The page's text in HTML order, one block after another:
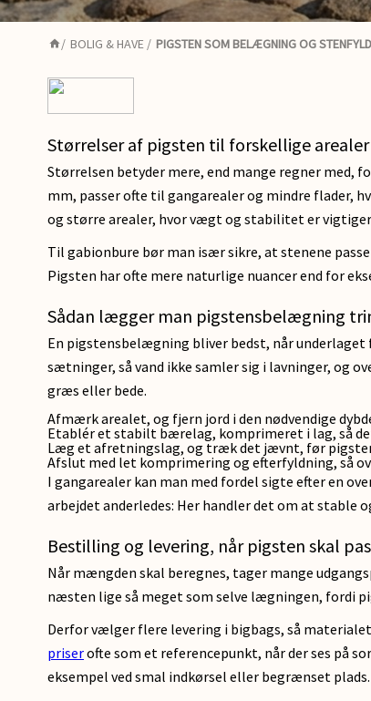
/ BOLIG & HAVE / PIGSTEN SOM BELÆGNING OG
Størrelser af pigsten til forskellige arealer
Størrelsen betyder mere, end mange regner med,
mm, passer ofte til gangarealer og mindre flader,
og større arealer, hvor vægt og stabilitet er
Til gabionbure bør man især sikre, at stenene
Pigsten har ofte mere naturlige nuancer end for
Sådan lægger man pigstensbelægning
En pigstensbelægning bliver bedst, når
sætninger, så vand ikke samler sig i lavninger, og
græs eller bede.
Afmærk arealet, og fjern jord i den nødvendige
Etablér et stabilt bærelag, komprimeret i lag, så
Læg et afretningslag, og træk det jævnt, før
Afslut med let komprimering og efterfyldning, så
I gangarealer kan man med fordel sigte efter en
arbejdet anderledes: Her handler det om at stable
Bestilling og levering, når pigsten skal
Når mængden skal beregnes, tager mange
næsten lige så meget som selve lægningen, fordi
Derfor vælger flere levering i bigbags, så
priserofte som et referencepunkt, når der ses på
eksempel ved smal indkørsel eller begrænset plads.